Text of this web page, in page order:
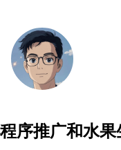
序推广和水